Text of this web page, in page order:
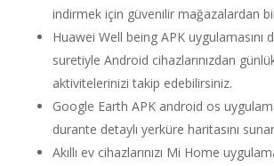
indirmek için güvenilir mağazalardan
Huawei Well being APK uygulamasını
suretiyle Android cihazlarınızdan
aktivitelerinizi takip edebilirsiniz.
Google Earth APK android os
durante detaylı yerküre haritasını
Akıllı ev cihazlarınızı Mi Home